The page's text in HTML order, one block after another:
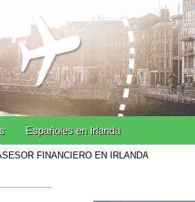
Españoles en Irlanda
FINANCIERO EN IRLANDA